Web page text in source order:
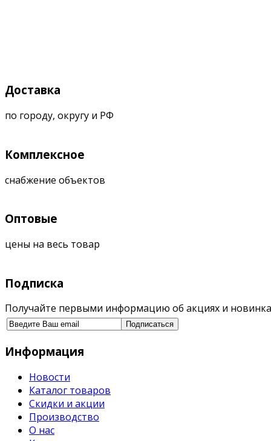
Доставка
по городу, округу и РФ
Комплексное
снабжение объектов
Оптовые
цены на весь товар
Подписка
Получайте первыми информацию об акциях и
Информация
Новости
Каталог товаров
Скидки и акции
Производство
О нас